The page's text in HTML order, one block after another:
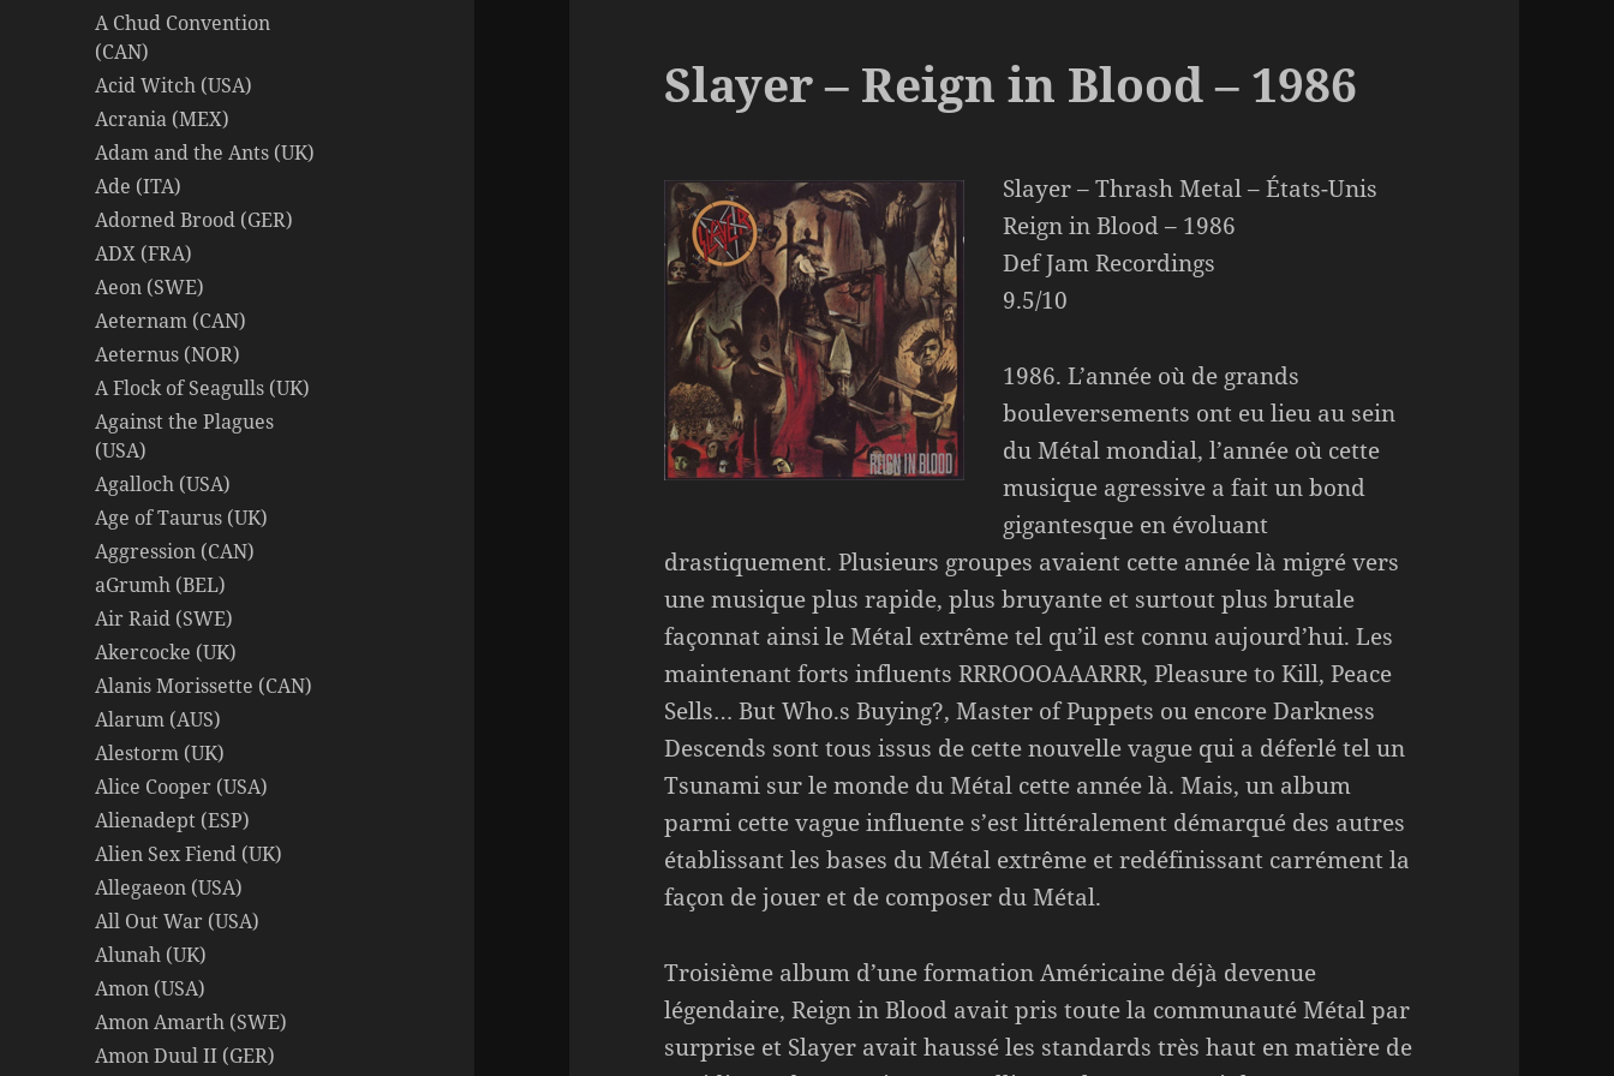
A Chud Convention
(CAN)
Acid Witch (USA)
Acrania (MEX)
Adam and the Ants (UK)
Ade (ITA)
Adorned Brood (GER)
ADX (FRA)
Aeon (SWE)
Aeternam (CAN)
Aeternus (NOR)
A Flock of Seagulls (UK)
Against the Plagues
(USA)
Agalloch (USA)
Age of Taurus (UK)
Aggression (CAN)
aGrumh (BEL)
Air Raid (SWE)
Akercocke (UK)
Alanis Morissette (CAN)
Alarum (AUS)
Alestorm (UK)
Alice Cooper (USA)
Alienadept (ESP)
Alien Sex Fiend (UK)
Allegaeon (USA)
All Out War (USA)
Alunah (UK)
Amon (USA)
Amon Amarth (SWE)
Amon Duul II (GER)
Slayer – Reign in Blood – 1986
Slayer – Thrash Metal – États-Unis
Reign in Blood – 1986
Def Jam Recordings
9.5/10
1986. L’année où de grands
bouleversements ont eu lieu au sein
du Métal mondial, l’année où cette
musique agressive a fait un bond
gigantesque en évoluant
drastiquement. Plusieurs groupes avaient cette année là migré vers
une musique plus rapide, plus bruyante et surtout plus brutale
façonnat ainsi le Métal extrême tel qu’il est connu aujourd’hui. Les
maintenant forts influents RRROOOAAARRR, Pleasure to Kill, Peace
Sells… But Who.s Buying?, Master of Puppets ou encore Darkness
Descends sont tous issus de cette nouvelle vague qui a déferlé tel un
Tsunami sur le monde du Métal cette année là. Mais, un album
parmi cette vague influente s’est littéralement démarqué des autres
établissant les bases du Métal extrême et redéfinissant carrément la
façon de jouer et de composer du Métal.
Troisième album d’une formation Américaine déjà devenue
légendaire, Reign in Blood avait pris toute la communauté Métal par
surprise et Slayer avait haussé les standards très haut en matière de